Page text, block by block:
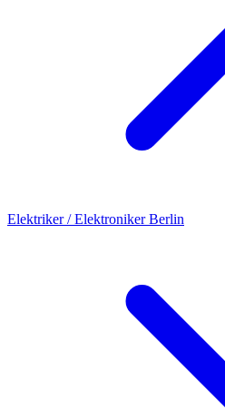
Elektriker / Elektroniker Berlin